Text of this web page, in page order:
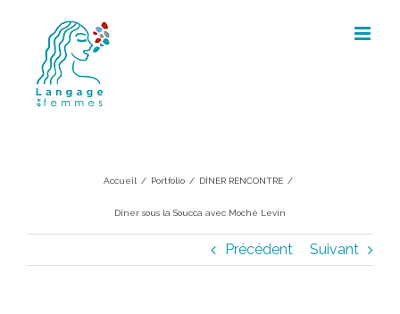
content
Accueil / Portfolio / DÎNER RENCONTRE /
Diner sous la Soucca avec Moché Levin
Précédent Suivant